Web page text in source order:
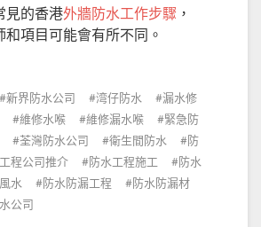
見的香港外牆防水工作步驟 ，
和項目可能會有所不同。
新界防水公司 湾仔防水
漏水修
維修水喉 維修漏水喉
緊急防
荃灣防水公司 衛生間防水
防
程公司推介 防水工程施工
防水
水 防水防漏工程
防水防漏材
公司